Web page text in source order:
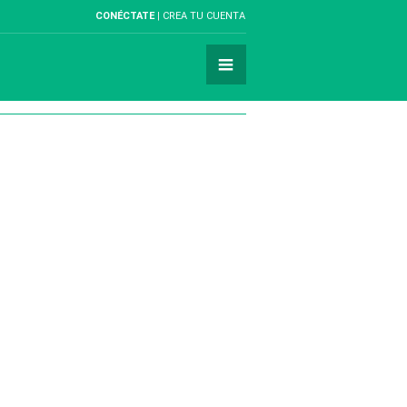
CONÉCTATE CREA TU CUENTA